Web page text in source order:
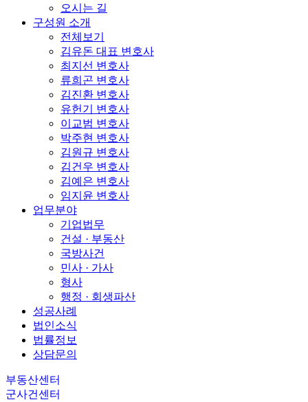
오시는 길
구성원 소개
전체보기
김유돈 대표 변호사
최지선 변호사
류희곤 변호사
김진환 변호사
유헌기 변호사
이교범 변호사
박주현 변호사
김원규 변호사
김건우 변호사
김예은 변호사
임지윤 변호사
업무분야
기업법무
건설 · 부동산
국방사건
민사 · 가사
형사
행정 · 회생파산
성공사례
법인소식
법률정보
상담문의
부동산센터
군사건센터